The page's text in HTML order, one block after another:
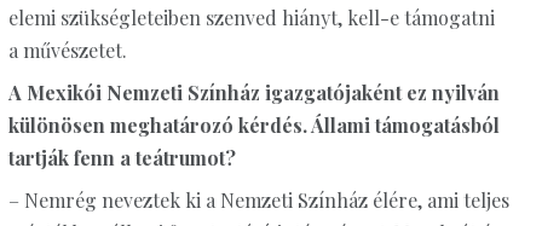
elemi szükségleteiben szenved hiányt, kell-e támogatni
a művészetet.
A Mexikói Nemzeti Színház igazgatójaként ez nyilván
különösen meghatározó kérdés. Állami támogatásból
tartják fenn a teátrumot?
– Nemrég neveztek ki a Nemzeti Színház élére, ami teljes